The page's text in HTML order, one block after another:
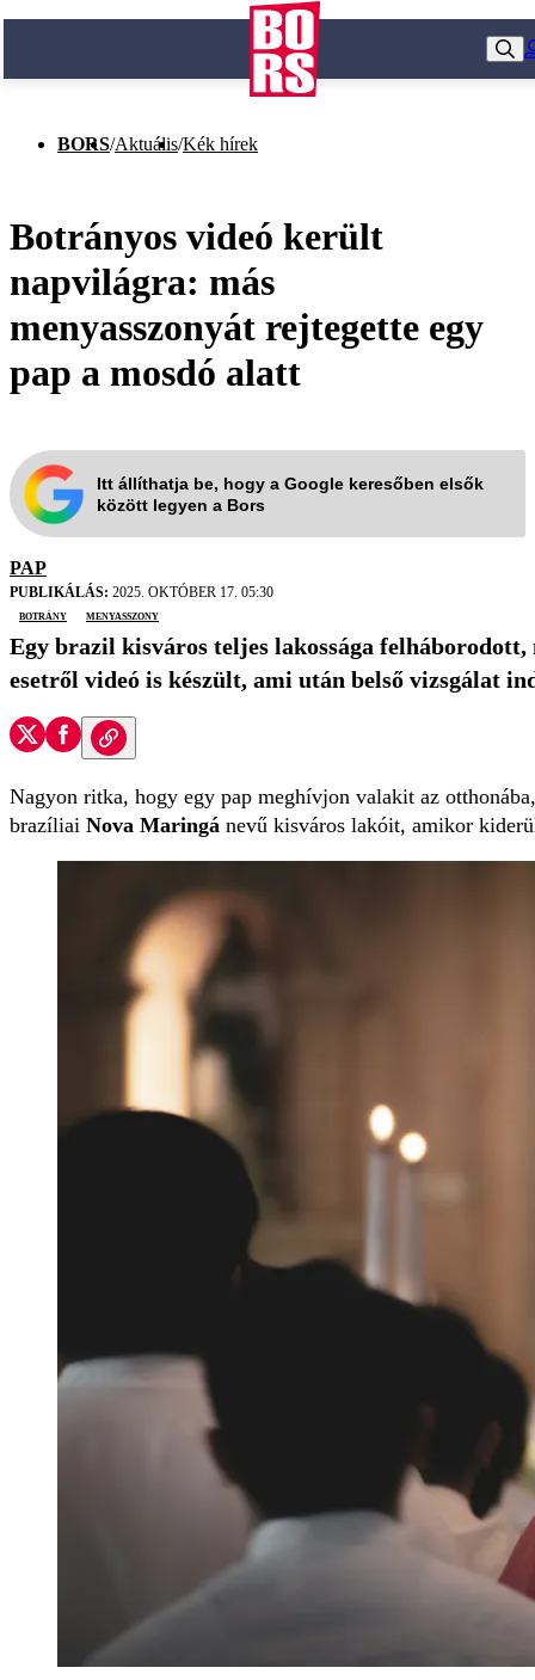
BORS/Aktuális/Kék hírek
Botrányos videó került
napvilágra: más
menyasszonyát rejtegette egy
pap a mosdó alatt
Itt állíthatja be, hogy a Google keresőben elsők
között legyen a Bors
PAP
PUBLIKÁLÁS: 2025. OKTÓBER 17. 05:30
botrány
menyasszony
Egy brazil kisváros teljes lakossága
esetről videó is készült, ami után belső vizsgálat
Nagyon ritka, hogy egy pap meghívjon valakit az
brazíliai Nova Maringá nevű kisváros lakóit, amikor